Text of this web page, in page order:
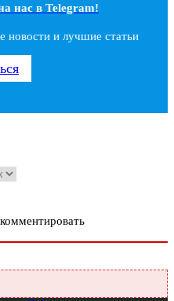
наc в Telegram!
новости и лучшие статьи